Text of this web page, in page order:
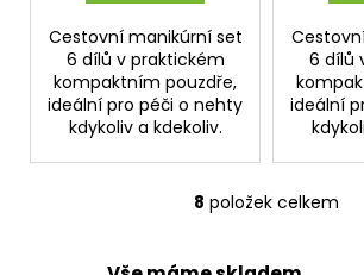
Cestovní manikúrní set
6 dílů v praktickém
kompaktním pouzdře,
ideální pro péči o nehty
kdykoliv a kdekoliv.
6 dílů
ideální
O
l
8 položek celkem